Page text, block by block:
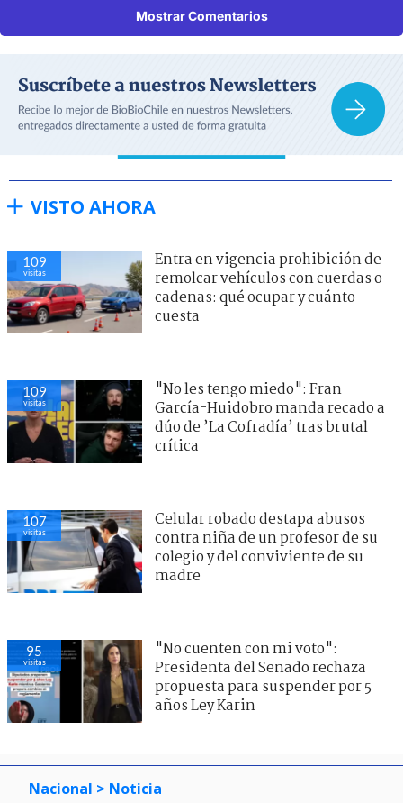
Mostrar Comentarios
VISTO AHORA
109
visitas
Entra en vigencia prohibición de
remolcar vehículos con cuerdas o
cadenas: qué ocupar y cuánto
cuesta
109
visitas
"No les tengo miedo": Fran
García-Huidobro manda recado a
dúo de ’La Cofradía’ tras brutal
crítica
107
visitas
Celular robado destapa abusos
contra niña de un profesor de su
colegio y del conviviente de su
madre
95
visitas
"No cuenten con mi voto":
Presidenta del Senado rechaza
propuesta para suspender por 5
años Ley Karin
Nacional > Noticia